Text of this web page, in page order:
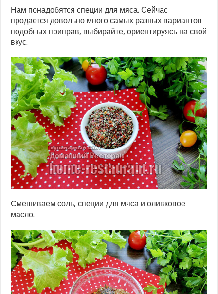
Нам понадобятся специи для мяса. Сейчас
продается довольно много самых разных вариантов
подобных приправ, выбирайте, ориентируясь на свой
вкус.
Смешиваем соль, специи для мяса и оливковое
масло.